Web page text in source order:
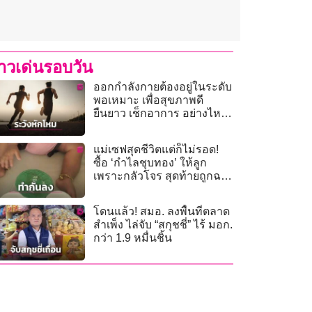
วเด่นรอบวัน
ออกกำลังกายต้องอยู่ในระดับ
พอเหมาะ เพื่อสุขภาพดี
ยืนยาว เช็กอาการ อย่างไหน
แม่เซฟสุดชีวิตแต่ก็ไม่รอด!
ซื้อ ‘กำไลชุบทอง’ ให้ลูก
เพราะกลัวโจร สุดท้ายถูกฉก
โดนแล้ว! สมอ. ลงพื้นที่ตลาด
สำเพ็ง ไล่จับ “สกุชชี่” ไร้ มอก.
กว่า 1.9 หมื่นชิ้น